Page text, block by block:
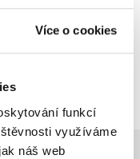
Více o cookies
funkcí
využíváme
náš web